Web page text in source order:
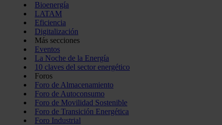
Bioenergía
LATAM
Eficiencia
Digitalización
Más secciones
Eventos
La Noche de la Energía
10 claves del sector energético
Foros
Foro de Almacenamiento
Foro de Autoconsumo
Foro de Movilidad Sostenible
Foro de Transición Energética
Foro Industrial